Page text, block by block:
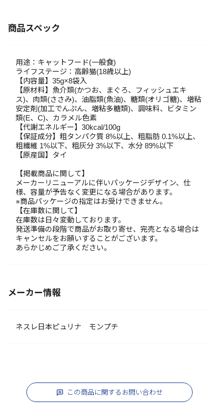
商品スペック
用途：キャットフード(一般食)
ライフステージ：高齢猫(18歳以上)
【内容量】35g×8袋入
【原材料】魚介類(かつお、まぐろ、フィッシュエキ
ス)、肉類(ささみ)、油脂類(魚油)、糖類(オリゴ糖)、増粘
安定剤(加工でんぷん、増粘多糖類)、調味料、ビタミン
類(E、C)、カラメル色素
【代謝エネルギー】30kcal/100g
【保証成分】粗タンパク質 8%以上、粗脂肪 0.1%以上、
粗繊維 1%以下、粗灰分 3%以下、水分 89%以下
【原産国】タイ
【掲載商品に関して】
メーカーリニューアルに伴いパッケージデザイン、仕
様、容量が予告なく変更になる場合があります。
※商品パッケージの指定はお受けできません。
【在庫数に関して】
在庫数は日々変動しております。
発送準備の段階で商品がお取り寄せ、完売となる場合は
キャンセルをお願いすることがございます。
あらかじめご了承ください。
メーカー情報
ネスレ日本ピュリナ モンプチ
この商品に関するお問い合わせ